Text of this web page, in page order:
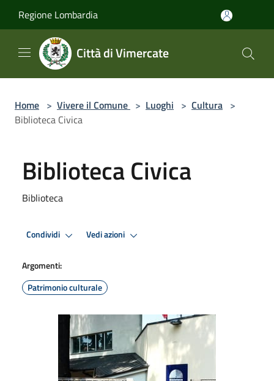
Regione Lombardia
Città di Vimercate
Home > Vivere il Comune > Luoghi > Cultura >
Biblioteca Civica
Biblioteca Civica
Biblioteca
Condividi Vedi azioni
Argomenti:
Patrimonio culturale